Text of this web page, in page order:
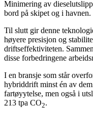
Minimering av
bord på skipet og i havnen.
Til slutt gir denne
høyere presisjon og
driftseffektiviteten.
disse forbedringene
I en bransje som står
hybriddrift minst én av
fartøyytelse, men også i
213 tpa CO2.